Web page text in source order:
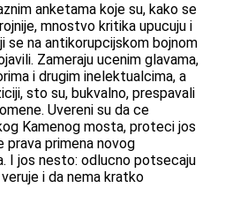
anketama koje su, kako se
mnostvo kritika upucuju i
se na antikorupcijskom bojnom
Zameraju ucenim glavama,
i drugim inelektualcima, a
sto su, bukvalno, prespavali
Uvereni su da ce
Kamenog mosta, proteci jos
prava primena novog
I jos nesto: odlucno potsecaju
i da nema kratko